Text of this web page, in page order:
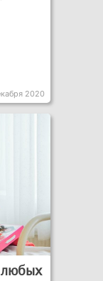
2020
любых